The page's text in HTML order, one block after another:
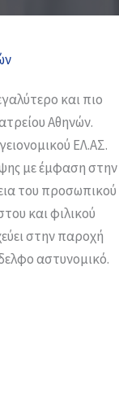
και πιο
Αθηνών.
ΕΛ.ΑΣ.
με έμφαση στην
του προσωπικού
και φιλικού
στην παροχή
αστυνομικό.